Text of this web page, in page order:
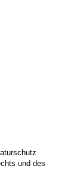
und des